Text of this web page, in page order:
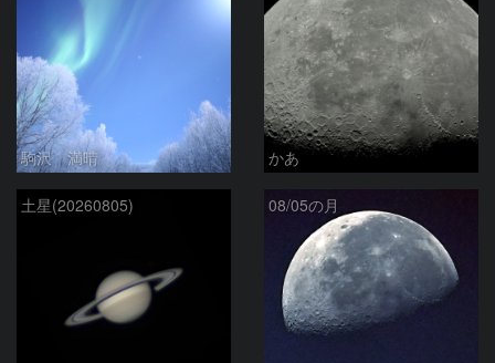
駒沢 満晴 かあ
土星(20260805) 08/05の月